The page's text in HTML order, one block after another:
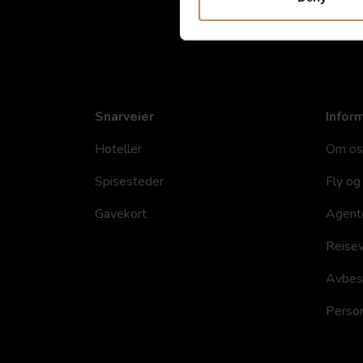
Snarveier
Hoteller
Spisesteder
Gavekort
Om
Fly